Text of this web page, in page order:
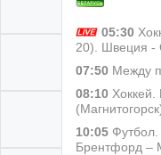
05:30
20). Швеция -
07:50 Между
08:10
10:05 Футбол.
Брентфорд –